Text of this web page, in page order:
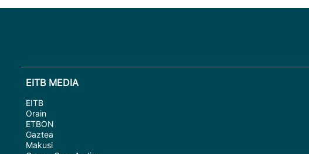
EITB MEDIA
EITB
Orain
ETBON
Gaztea
Makusi